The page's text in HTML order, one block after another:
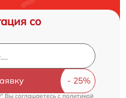
со
Вы соглашаетесь c политикой